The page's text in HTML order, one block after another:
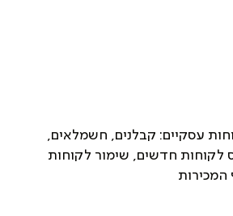
עסקיים: קבלנים, חשמלאים,
לקוחות חדשים, שימור לקוחות
המכירות